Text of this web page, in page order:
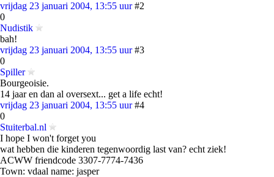
vrijdag 23 januari 2004, 13:55 uur #2
0
Nudistik
bah!
vrijdag 23 januari 2004, 13:55 uur #3
0
Spiller
Bourgeoisie.
14 jaar en dan al oversext... get a life echt!
vrijdag 23 januari 2004, 13:55 uur #4
0
Stuiterbal.nl
I hope I won't forget you
wat hebben die kinderen tegenwoordig last van? echt ziek!
ACWW friendcode 3307-7774-7436
Town: vdaal name: jasper